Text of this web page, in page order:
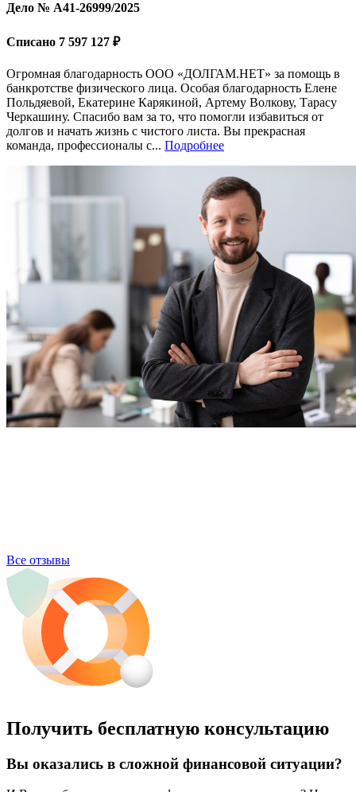
Дело № А41-26999/2025
Списано 7 597 127 ₽
Огромная благодарность ООО «ДОЛГАМ.НЕТ» за помощь в
банкротстве физического лица. Особая благодарность Елене
Польдяевой, Екатерине Карякиной, Артему Волкову, Тарасу
Черкашину. Спасибо вам за то, что помогли избавиться от
долгов и начать жизнь с чистого листа. Вы прекрасная
команда, профессионалы с... Подробнее
Все отзывы
Получить бесплатную консультацию
Вы оказались в сложной финансовой ситуации?